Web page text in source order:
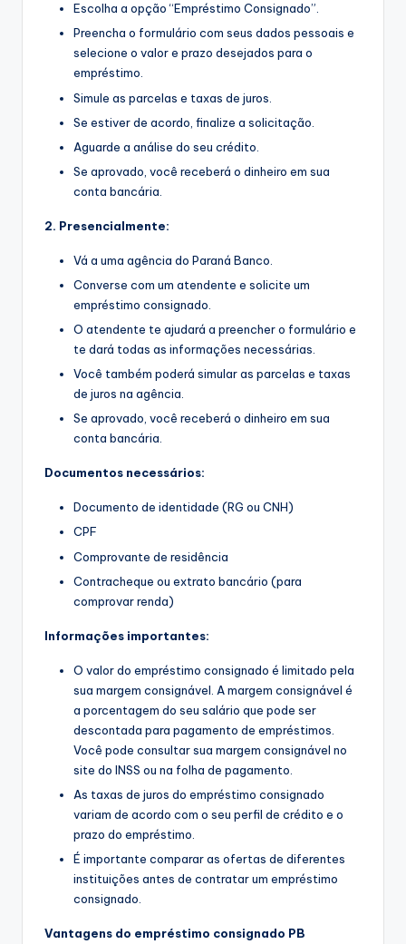
Escolha a opção “Empréstimo Consignado”.
Preencha o formulário com seus dados pessoais e
selecione o valor e prazo desejados para o
empréstimo.
Simule as parcelas e taxas de juros.
Se estiver de acordo, finalize a solicitação.
Aguarde a análise do seu crédito.
Se aprovado, você receberá o dinheiro em sua
conta bancária.
2. Presencialmente:
Vá a uma agência do Paraná Banco.
Converse com um atendente e solicite um
empréstimo consignado.
O atendente te ajudará a preencher o formulário e
te dará todas as informações necessárias.
Você também poderá simular as parcelas e taxas
de juros na agência.
Se aprovado, você receberá o dinheiro em sua
conta bancária.
Documentos necessários:
Documento de identidade (RG ou CNH)
CPF
Comprovante de residência
Contracheque ou extrato bancário (para
comprovar renda)
Informações importantes:
O valor do empréstimo consignado é limitado pela
sua margem consignável. A margem consignável é
a porcentagem do seu salário que pode ser
descontada para pagamento de empréstimos.
Você pode consultar sua margem consignável no
site do INSS ou na folha de pagamento.
As taxas de juros do empréstimo consignado
variam de acordo com o seu perfil de crédito e o
prazo do empréstimo.
É importante comparar as ofertas de diferentes
instituições antes de contratar um empréstimo
consignado.
Vantagens do empréstimo consignado PB